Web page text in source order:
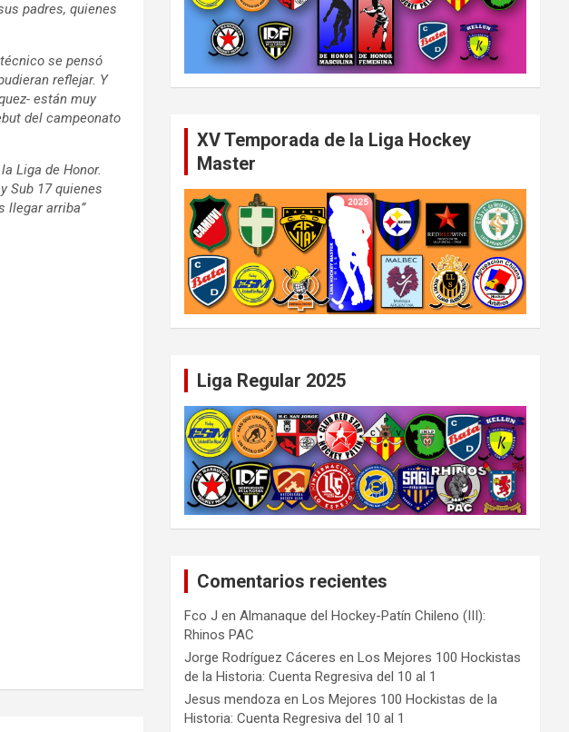
padres, quienes
se pensó
reflejar. Y
están muy
del campeonato
Liga de Honor.
Sub 17 quienes
llegar arriba”
XV Temporada de la Liga Hockey
Master
Liga Regular 2025
Comentarios recientes
Fco J enAlmanaque del Hockey-Patín Chileno (III):
Rhinos PAC
Jorge Rodríguez Cáceres enLos Mejores 100 Hockistas
de la Historia: Cuenta Regresiva del 10 al 1
Jesus mendoza enLos Mejores 100 Hockistas de la
Historia: Cuenta Regresiva del 10 al 1